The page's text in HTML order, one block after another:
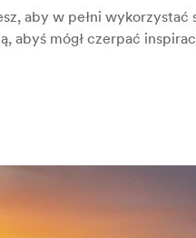
aby w pełni wykorzystać
abyś mógł czerpać